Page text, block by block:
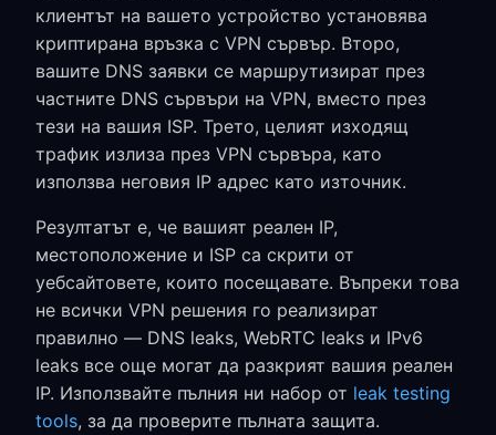
клиентът на вашето устройство установява
криптирана връзка с VPN сървър. Второ,
вашите DNS заявки се маршрутизират през
частните DNS сървъри на VPN, вместо през
тези на вашия ISP. Трето, целият изходящ
трафик излиза през VPN сървъра, като
използва неговия IP адрес като източник.
Резултатът е, че вашият реален IP,
местоположение и ISP са скрити от
уебсайтовете, които посещавате. Въпреки това
не всички VPN решения го реализират
правилно — DNS leaks, WebRTC leaks и IPv6
leaks все още могат да разкрият вашия реален
IP. Използвайте пълния ни набор от leak testing
tools, за да проверите пълната защита.